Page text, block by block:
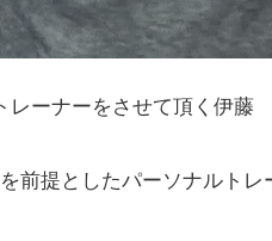
レーナーをさせて頂く伊藤
を前提としたパーソナルト